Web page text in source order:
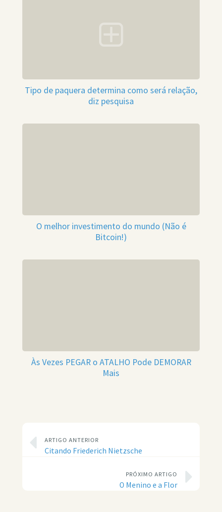
Tipo de paquera determina como será relação,
diz pesquisa
O melhor investimento do mundo (Não é
Bitcoin!)
Às Vezes PEGAR o ATALHO Pode DEMORAR
Mais
ARTIGO ANTERIOR
Citando Friederich Nietzsche
PRÓXIMO ARTIGO
O Menino e a Flor